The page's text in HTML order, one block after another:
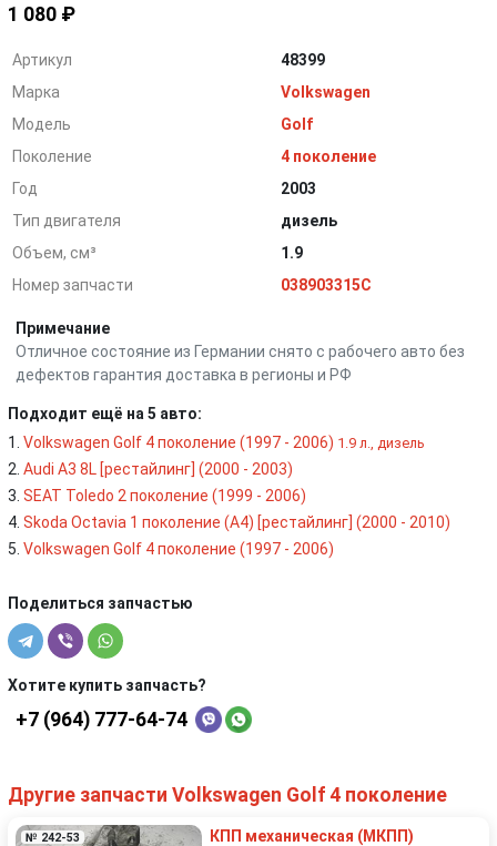
1 080 ₽
Артикул
48399
Марка
Volkswagen
Модель
Golf
Поколение
4 поколение
Год
2003
Тип двигателя
дизель
Объем, см³
1.9
Номер запчасти
038903315C
Примечание
Отличное состояние из Германии снято с рабочего авто без
дефектов гарантия доставка в регионы и РФ
Подходит ещё на 5 авто:
Volkswagen Golf 4 поколение (1997 - 2006) 1.9 л., дизель
Audi A3 8L [рестайлинг] (2000 - 2003)
SEAT Toledo 2 поколение (1999 - 2006)
Skoda Octavia 1 поколение (A4) [рестайлинг] (2000 - 2010)
Volkswagen Golf 4 поколение (1997 - 2006)
Поделиться запчастью
Хотите купить запчасть?
+7 (964) 777-64-74
Другие запчасти Volkswagen Golf 4 поколение
№ 242-53
КПП механическая (МКПП)